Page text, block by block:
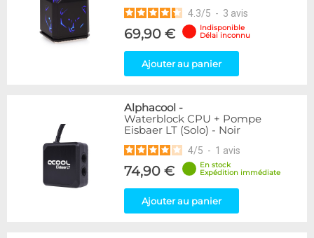
4.3/5 - 3 avis
69,90 €
Indisponible
Délai inconnu
Ajouter au panier
Alphacool -
Waterblock CPU + Pompe
Eisbaer LT (Solo) - Noir
4/5 - 1 avis
74,90 €
En stock
Expédition immédiate
Ajouter au panier